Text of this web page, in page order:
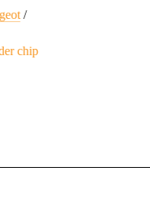
/
chip